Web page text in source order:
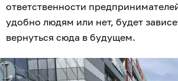
ответственности
удобно людям или нет, будет
вернуться сюда в будущем.